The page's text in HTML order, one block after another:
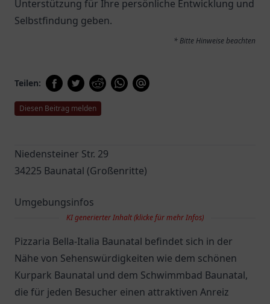
Unterstützung für Ihre persönliche Entwicklung und
Selbstfindung geben.
* Bitte Hinweise beachten
Teilen:
Diesen Beitrag melden
Niedensteiner Str. 29
34225 Baunatal (Großenritte)
Umgebungsinfos
KI generierter Inhalt (klicke für mehr Infos)
Pizzaria Bella-Italia Baunatal befindet sich in der
Nähe von Sehenswürdigkeiten wie dem schönen
Kurpark Baunatal und dem Schwimmbad Baunatal,
die für jeden Besucher einen attraktiven Anreiz